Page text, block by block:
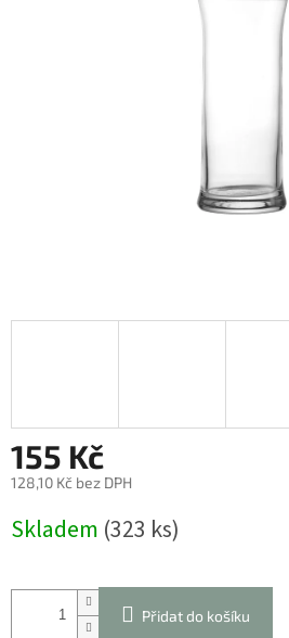
155 Kč
128,10 Kč bez DPH
cena:
Skladem (323 ks)
Přidat do košíku